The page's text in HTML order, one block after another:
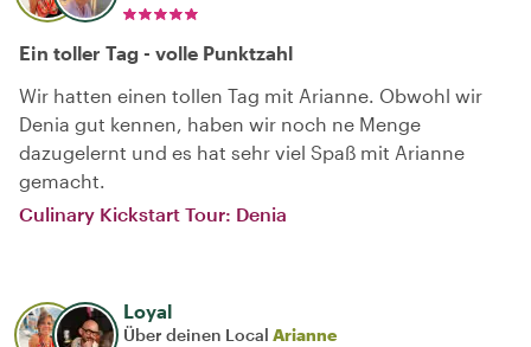
Ein toller Tag - volle Punktzahl
Wir hatten einen tollen Tag mit Arianne. Obwohl wir
Denia gut kennen, haben wir noch ne Menge
dazugelernt und es hat sehr viel Spaß mit Arianne
gemacht.
Culinary Kickstart Tour: Denia
Loyal
Über deinen Local Arianne